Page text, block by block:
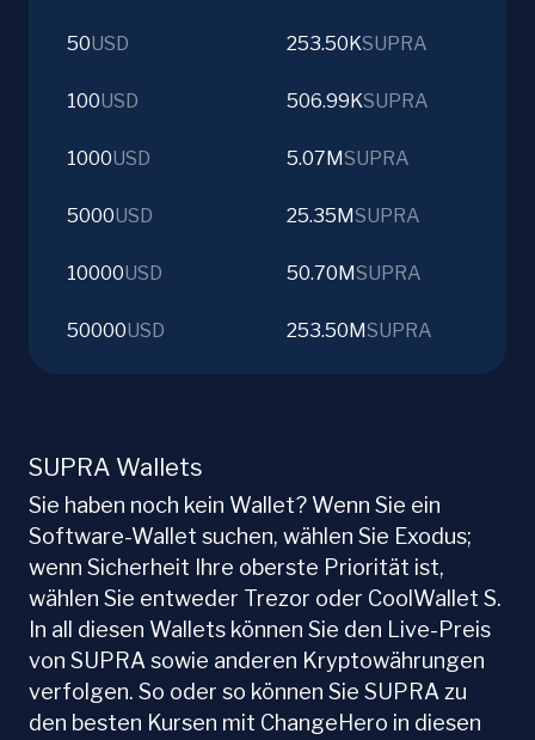
50USD 253.50KSUPRA
100USD 506.99KSUPRA
1000USD 5.07MSUPRA
5000USD 25.35MSUPRA
10000USD 50.70MSUPRA
50000USD 253.50MSUPRA
SUPRA Wallets
Sie haben noch kein Wallet? Wenn Sie ein
Software-Wallet suchen, wählen Sie Exodus;
wenn Sicherheit Ihre oberste Priorität ist,
wählen Sie entweder Trezor oder CoolWallet S.
In all diesen Wallets können Sie den Live-Preis
von SUPRA sowie anderen Kryptowährungen
verfolgen. So oder so können Sie SUPRA zu
den besten Kursen mit ChangeHero in diesen